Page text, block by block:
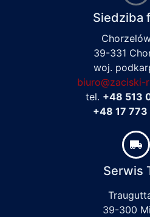
Siedziba
39-331
woj.
biuro@zaciski-
tel. +48 513
+48 17
Serwis
39-300